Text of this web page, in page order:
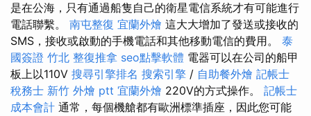
是在公海，只有通過船隻自己的衛星電信系統才有可能進行
電話聯繫。 南屯整復 宜蘭外燴 這大大增加了發送或接收的
SMS，接收或啟動的手機電話和其他移動電信的費用。 泰
國簽證 竹北 整復推拿 seo點擊軟體 電器可以在公司的船甲
板上以110V 搜尋引擎排名 搜索引擎 / 自助餐外燴 記帳士
稅務士 新竹 外燴 ptt 宜蘭外燴 220V的方式操作。 記帳士
成本會計 通常，每個機艙都有歐洲標準插座，因此您可能